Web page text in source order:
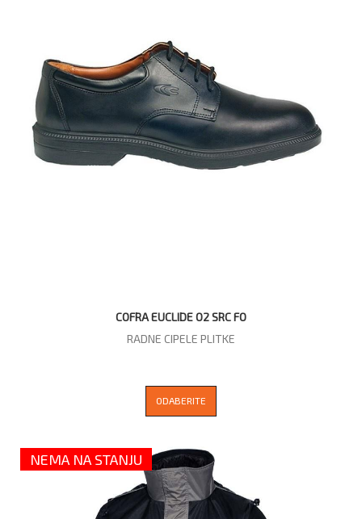
COFRA EUCLIDE O2 SRC FO
RADNE CIPELE PLITKE
ODABERITE
NEMA NA STANJU